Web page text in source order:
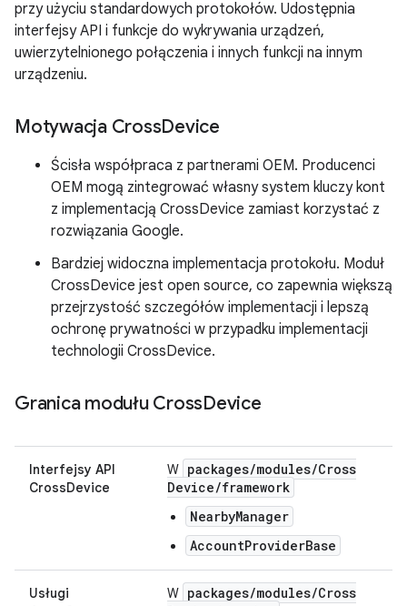
przy użyciu standardowych protokołów. Udostępnia
interfejsy API i funkcje do wykrywania urządzeń,
uwierzytelnionego połączenia i innych funkcji na innym
urządzeniu.
Motywacja CrossDevice
Ścisła współpraca z partnerami OEM. Producenci
OEM mogą zintegrować własny system kluczy kont
z implementacją CrossDevice zamiast korzystać z
rozwiązania Google.
Bardziej widoczna implementacja protokołu. Moduł
CrossDevice jest open source, co zapewnia większą
przejrzystość szczegółów implementacji i lepszą
ochronę prywatności w przypadku implementacji
technologii CrossDevice.
Granica modułu CrossDevice
Interfejsy API
CrossDevice
W packages/modules/Cross
Device/framework
NearbyManager
AccountProviderBase
Usługi
W packages/modules/Cross